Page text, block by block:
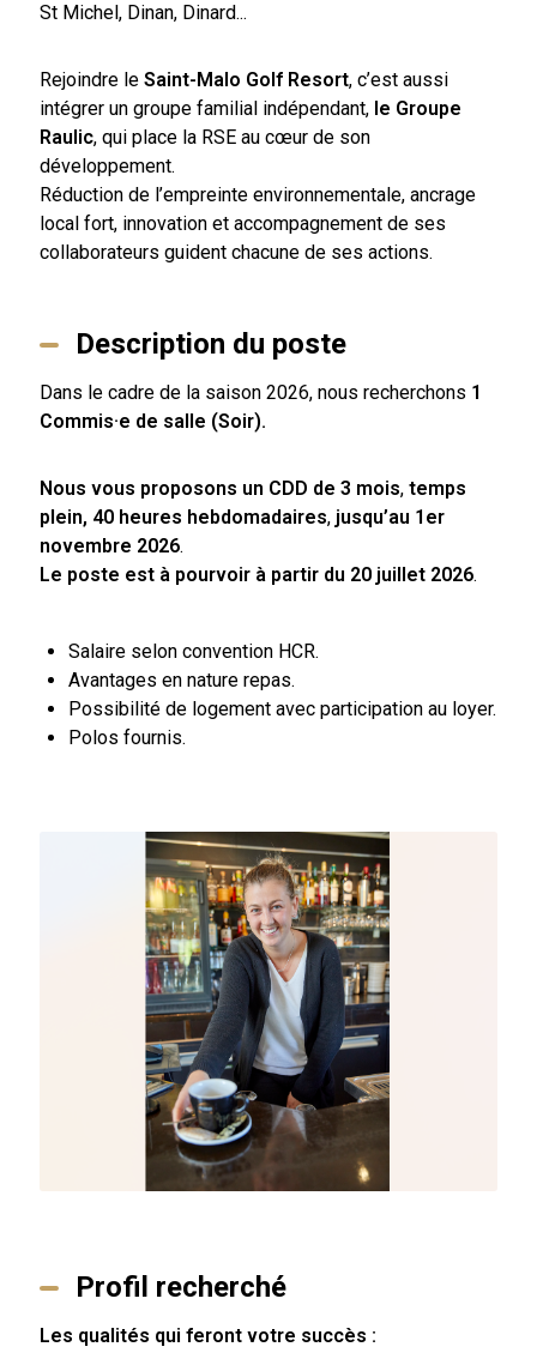
St Michel, Dinan, Dinard...
Rejoindre leSaint-Malo Golf Resort, c’est aussi
intégrer un groupe familial indépendant, le Groupe
Raulic, qui place la RSE au cœur de son
développement.
Réduction de l’empreinte environnementale, ancrage
local fort, innovation et accompagnement de ses
collaborateurs guident chacune de ses actions.
Description du poste
Dans le cadre de la saison 2026, nous recherchons 1
Commis·e de salle (Soir).
Nous vous proposons un CDD de 3 mois, temps
plein, 40 heures hebdomadaires, jusqu’au 1er
novembre 2026.
Le poste est à pourvoir à partir du 20 juillet 2026.
Salaire selon convention HCR.
Avantages en nature repas.
Possibilité de logement avec participation au loyer.
Polos fournis.
Profil recherché
Les qualités qui feront votre succès :